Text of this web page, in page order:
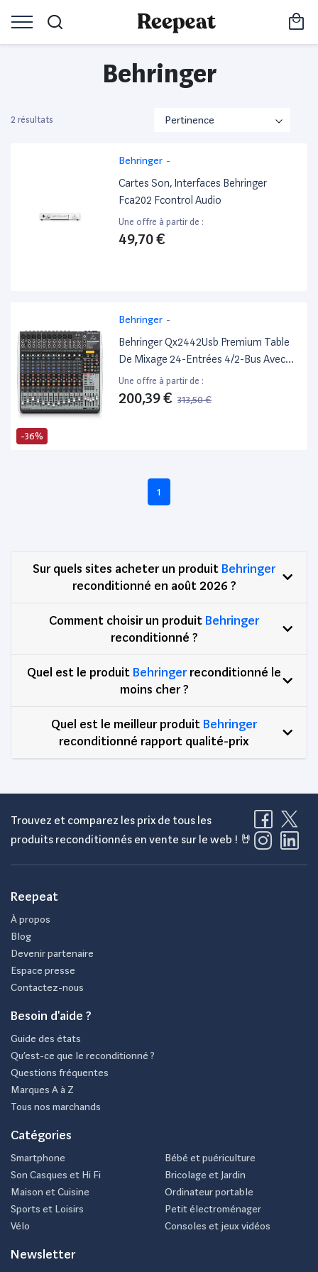
Behringer
2 résultats
Behringer -
Cartes Son, Interfaces Behringer
Fca202 Fcontrol Audio
Une offre à partir de :
49,70 €
-36%
Behringer -
Behringer Qx2442Usb Premium Table
De Mixage 24-Entrées 4/2-Bus Avec
Préamplis Micro Xenyx Compresseur
Une offre à partir de :
200,39 € 313,50 €
1
Sur quels sites acheter un produit Behringer
reconditionné en août 2026 ?
Comment choisir un produit Behringer
reconditionné ?
Quel est le produit Behringerreconditionné le
moins cher ?
Quel est le meilleur produit Behringer
reconditionné rapport qualité-prix
Trouvez et comparez les prix de tous les
produits reconditionnés en vente sur le web ! 🤘
Reepeat
À propos
Blog
Devenir partenaire
Espace presse
Contactez-nous
Besoin d'aide ?
Guide des états
Qu’est-ce que le reconditionné ?
Questions fréquentes
Marques A à Z
Tous nos marchands
Catégories
Smartphone
Son Casques et Hi Fi
Maison et Cuisine
Sports et Loisirs
Vélo
Bébé et puériculture
Bricolage et Jardin
Ordinateur portable
Petit électroménager
Consoles et jeux vidéos
Newsletter